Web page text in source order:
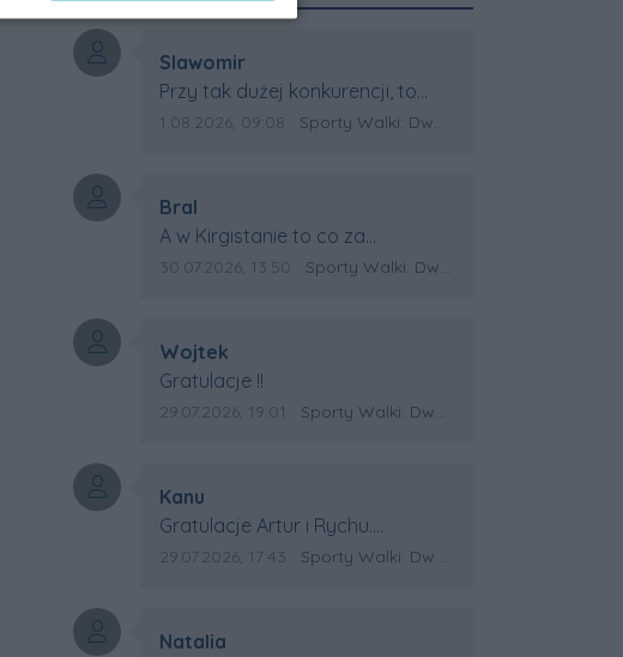
Autor komentarza:
Slawomir
Treść komentarza:
Przy tak dużej konkurencji, to
wielki sukces Artura. Gratulacje !
Data dodania komentarza:
1.08.2026, 09:08 Źródło komentarza:
Sporty Walki: Dwa medale za oceanem
Autor komentarza:
Bral
Treść komentarza:
A w Kirgistanie to co za
Mistrzostwa Swiata?
Data dodania komentarza:
30.07.2026, 13:50 Źródło komentarza:
Sporty Walki: Dwa medale za oceanem
Autor komentarza:
Wojtek
Treść komentarza:
Gratulacje !!
Data dodania komentarza:
29.07.2026, 19:01 Źródło komentarza:
Sporty Walki: Dwa medale za oceanem
Autor komentarza:
Kanu
Treść komentarza:
Gratulacje Artur i Rychu.
Powodzenia dla Kirgistanu.
Data dodania komentarza:
29.07.2026, 17:43 Źródło komentarza:
Sporty Walki: Dwa medale za oceanem
Autor komentarza:
Natalia